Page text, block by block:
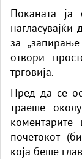
Поканата ја
за
отвори
трговија.
Пред да се
траеше
почетокот
која беше